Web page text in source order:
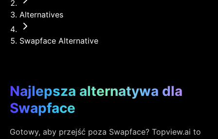
Alternatives
Swapface Alternative
Najlepsza alternatywa dla
Swapface
Gotowy, aby przejść poza Swapface? Topview.ai to